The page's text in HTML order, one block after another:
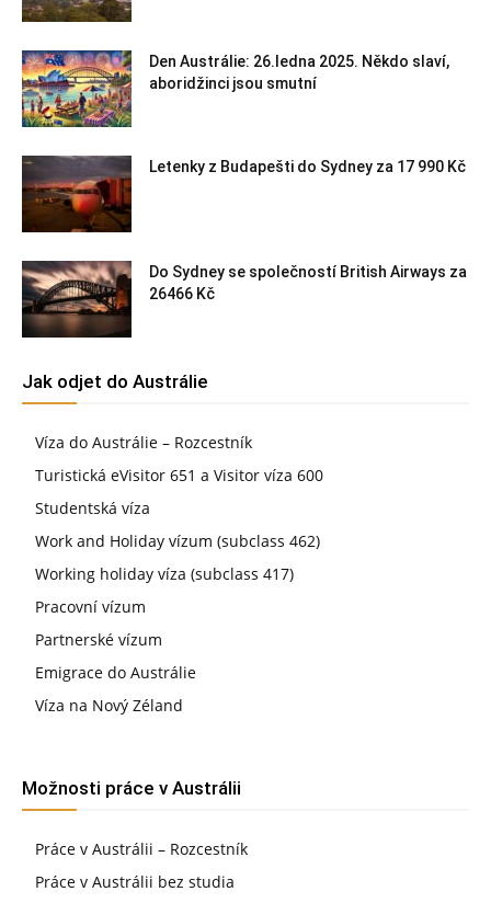
Den Austrálie: 26.ledna 2025. Někdo slaví,
aboridžinci jsou smutní
Letenky z Budapešti do Sydney za 17 990 Kč
Do Sydney se společností British Airways za
26466 Kč
Jak odjet do Austrálie
Víza do Austrálie – Rozcestník
Turistická eVisitor 651 a Visitor víza 600
Studentská víza
Work and Holiday vízum (subclass 462)
Working holiday víza (subclass 417)
Pracovní vízum
Partnerské vízum
Emigrace do Austrálie
Víza na Nový Zéland
Možnosti práce v Austrálii
Práce v Austrálii – Rozcestník
Práce v Austrálii bez studia